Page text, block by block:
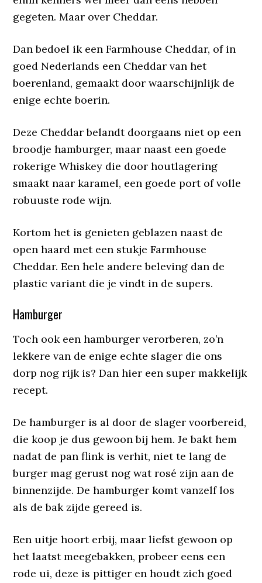
gegeten. Maar over Cheddar.
Dan bedoel ik een Farmhouse Cheddar, of in
goed Nederlands een Cheddar van het
boerenland, gemaakt door waarschijnlijk de
enige echte boerin.
Deze Cheddar belandt doorgaans niet op een
broodje hamburger, maar naast een goede
rokerige Whiskey die door houtlagering
smaakt naar karamel, een goede port of volle
robuuste rode wijn.
Kortom het is genieten geblazen naast de
open haard met een stukje Farmhouse
Cheddar. Een hele andere beleving dan de
plastic variant die je vindt in de supers.
Hamburger
Toch ook een hamburger verorberen, zo’n
lekkere van de enige echte slager die ons
dorp nog rijk is? Dan hier een super makkelijk
recept.
De hamburger is al door de slager voorbereid,
die koop je dus gewoon bij hem. Je bakt hem
nadat de pan flink is verhit, niet te lang de
burger mag gerust nog wat rosé zijn aan de
binnenzijde. De hamburger komt vanzelf los
als de bak zijde gereed is.
Een uitje hoort erbij, maar liefst gewoon op
het laatst meegebakken, probeer eens een
rode ui, deze is pittiger en houdt zich goed